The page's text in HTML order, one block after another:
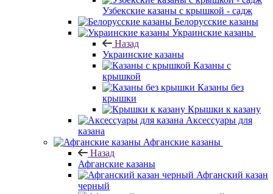
Узбекские казаны с крышкой - садж
Белорусские казаны
Украинские казаны
Назад
Украинские казаны
Казаны с
крышкой
Казаны без
крышки
Крышки к казану
Аксессуары для
казана
Афганские казаны
Назад
Афганские казаны
Афганский казан
черный